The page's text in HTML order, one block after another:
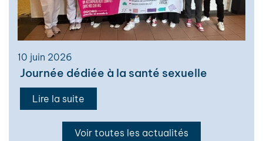
10 juin 2026
Journée dédiée à la santé sexuelle
Lire la suite
Voir toutes les actualités